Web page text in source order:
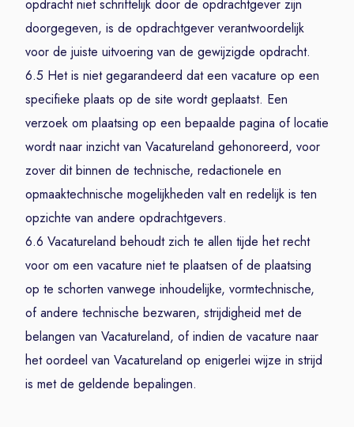
opdracht niet schriftelijk door de opdrachtgever zijn
doorgegeven, is de opdrachtgever verantwoordelijk
voor de juiste uitvoering van de gewijzigde opdracht.
6.5 Het is niet gegarandeerd dat een vacature op een
specifieke plaats op de site wordt geplaatst. Een
verzoek om plaatsing op een bepaalde pagina of locatie
wordt naar inzicht van Vacatureland gehonoreerd, voor
zover dit binnen de technische, redactionele en
opmaaktechnische mogelijkheden valt en redelijk is ten
opzichte van andere opdrachtgevers.
6.6 Vacatureland behoudt zich te allen tijde het recht
voor om een vacature niet te plaatsen of de plaatsing
op te schorten vanwege inhoudelijke, vormtechnische,
of andere technische bezwaren, strijdigheid met de
belangen van Vacatureland, of indien de vacature naar
het oordeel van Vacatureland op enigerlei wijze in strijd
is met de geldende bepalingen.